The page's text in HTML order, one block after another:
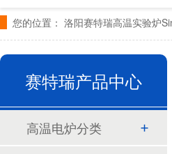
您的位置： 洛阳赛特瑞高温实验炉
赛特瑞产品中心
高温电炉分类